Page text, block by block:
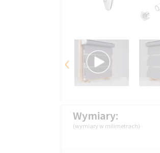
‹
Wymiary:
(wymiary w milimetrach)